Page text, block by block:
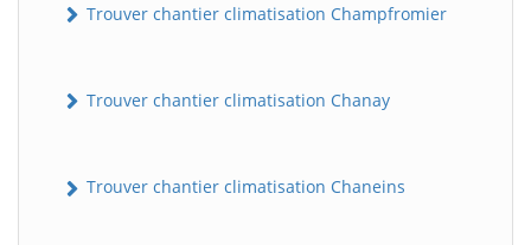
Trouver chantier climatisation Champfromier
Trouver chantier climatisation Chanay
Trouver chantier climatisation Chaneins